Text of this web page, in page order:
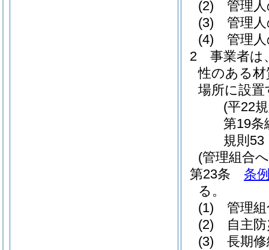
(2)
管理
(3)
管理
(4)
管理
2
事業者は
性のある
場所に設
(平22
第19条
規則53
(管理組合
第23条
条
る。
(1)
管理
(2)
自主
(3)
長期